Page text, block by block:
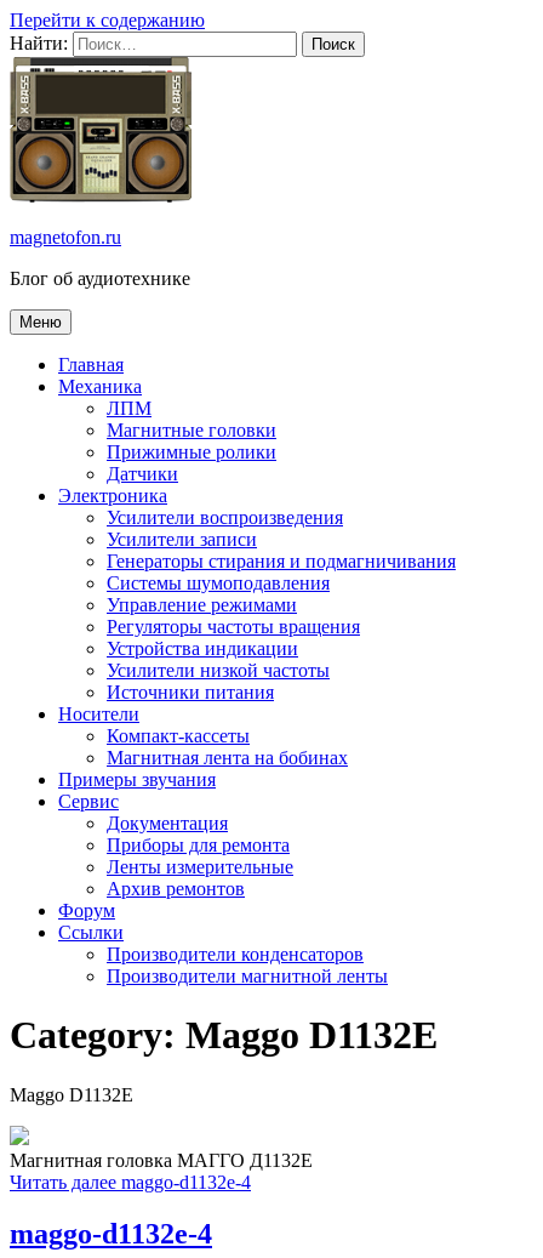
Перейти к содержанию
Найти:
magnetofon.ru
Блог об аудиотехнике
Меню
Главная
Механика
ЛПМ
Магнитные головки
Прижимные ролики
Датчики
Электроника
Усилители воспроизведения
Усилители записи
Генераторы стирания и подмагничивания
Системы шумоподавления
Управление режимами
Регуляторы частоты вращения
Устройства индикации
Усилители низкой частоты
Источники питания
Носители
Компакт-кассеты
Магнитная лента на бобинах
Примеры звучания
Сервис
Документация
Приборы для ремонта
Ленты измерительные
Архив ремонтов
Форум
Ссылки
Производители конденсаторов
Производители магнитной ленты
Category: Maggo D1132E
Maggo D1132E
Магнитная головка МАГГО Д1132Е
Читать далее maggo-d1132e-4
maggo-d1132e-4